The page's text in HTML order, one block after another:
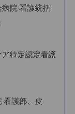
院 看護統括
特定認定看護
看護部、皮